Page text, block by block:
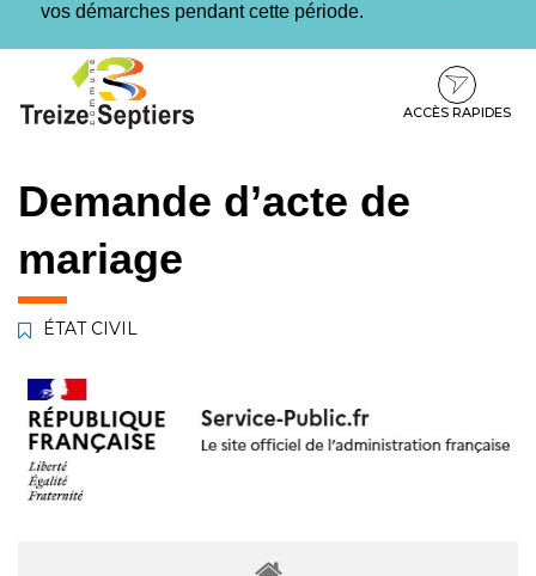
vos démarches pendant cette période.
contenu
pied
ACCÈS RAPIDES
Demande d’acte de
mariage
ÉTAT CIVIL